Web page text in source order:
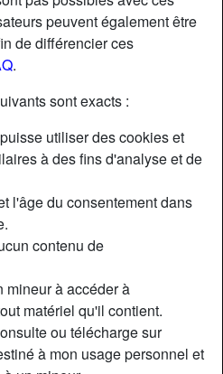
peuvent également être
de différencier ces
.
sont exacts :
utiliser des cookies et
à des fins d'analyse et de
l'âge du consentement dans
contenu de
mineur à accéder à
matériel qu'il contient.
ou télécharge sur
à mon usage personnel et
Funandlust
50
France
Gironde